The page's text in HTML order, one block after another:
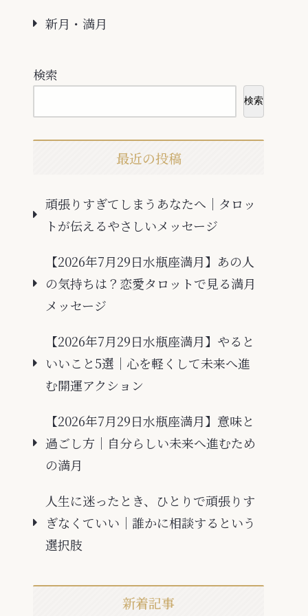
新月・満月
検索
検索
最近の投稿
頑張りすぎてしまうあなたへ｜タロッ
トが伝えるやさしいメッセージ
【2026年7月29日水瓶座満月】あの人
の気持ちは？恋愛タロットで見る満月
メッセージ
【2026年7月29日水瓶座満月】やると
いいこと5選｜心を軽くして未来へ進
む開運アクション
【2026年7月29日水瓶座満月】意味と
過ごし方｜自分らしい未来へ進むため
の満月
人生に迷ったとき、ひとりで頑張りす
ぎなくていい｜誰かに相談するという
選択肢
新着記事